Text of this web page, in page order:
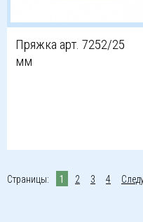
Пряжка арт. 7252/25
мм
Страницы: 1 2 3 4